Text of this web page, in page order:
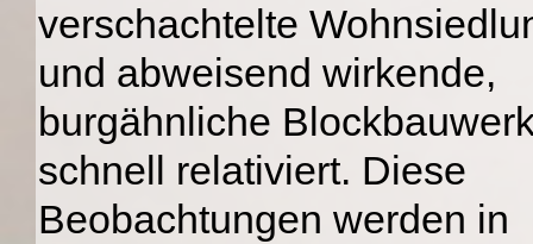
verschachtelte
und abweisend wirkende,
burgähnliche
schnell relativiert. Diese
Beobachtungen werden in